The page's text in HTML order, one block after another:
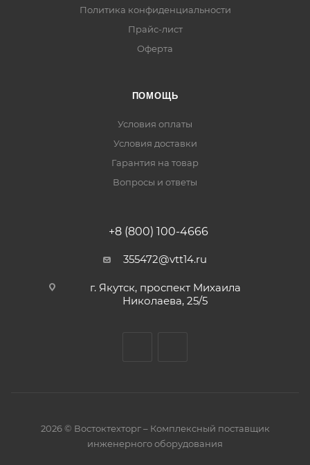
Политика конфиденциальности
Прайс-лист
Оферта
ПОМОЩЬ
Условия оплаты
Условия доставки
Гарантия на товар
Вопросы и ответы
+8 (800) 100-4666
355472@vtt14.ru
г. Якутск, проспект Михаила
Николаева, 25/5
2026 © Востоктехторг – Комплексный поставщик
инженерного оборудования